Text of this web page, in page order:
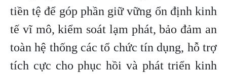
tiền tệ để góp phần giữ vững ổn định kinh
tế vĩ mô, kiểm soát lạm phát, bảo đảm an
toàn hệ thống các tổ chức tín dụng, hỗ trợ
tích cực cho phục hồi và phát triển kinh